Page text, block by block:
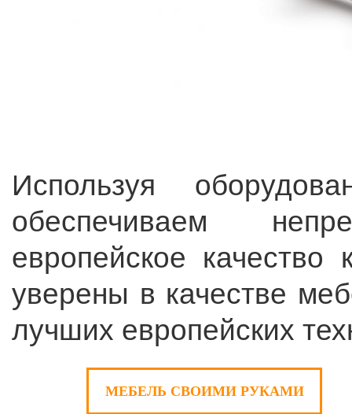
Используя
обеспечиваем
европейское
уверены в качестве
лучших европейских
МЕБЕЛЬ СВОИМИ РУКАМИ